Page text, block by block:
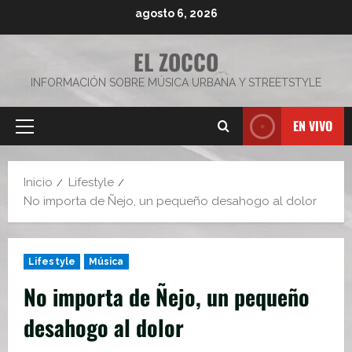
agosto 6, 2026
EL ZOCCO
INFORMACIÓN SOBRE MÚSICA URBANA Y STREETSTYLE
Menú
EN VIVO
Inicio
Lifestyle
No importa de Ñejo, un pequeño desahogo al dolor
Lifestyle Música
No importa de Ñejo, un pequeño
desahogo al dolor